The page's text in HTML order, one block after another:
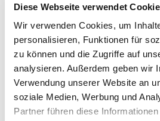
Diese Webseite verwendet
Wir verwenden Cookies, um
personalisieren, Funktionen für
zu können und die Zugriffe auf
analysieren. Außerdem geben wir
Verwendung unserer Website an
soziale Medien, Werbung und
Partner führen diese
nachts treibt ihn die Unruhe um,
„dunklen Gesellschaft“. Das
Loschütz nie mit Andeutungen
Teil einer Sprachmusik in Moll,
durchzieht: als Fluss in einer
Geschwätz der Politik. Diese hat
geraubt, die der Autor ihm in
einhaucht.
Verlag
Frankfurter Verlagsanstalt
Jahr
2005